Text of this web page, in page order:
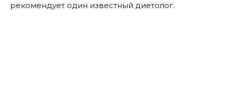
рекомендует один известный диетолог.